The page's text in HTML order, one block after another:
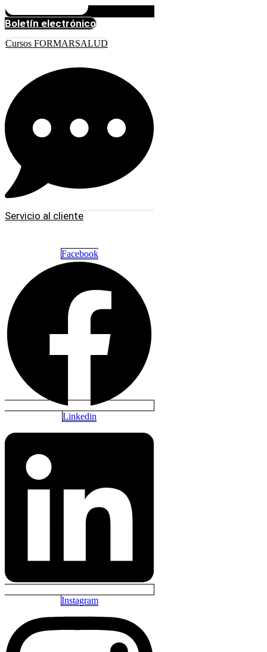
Boletín electrónico
Cursos FORMARSALUD
Servicio al cliente
Facebook
Linkedin
Instagram